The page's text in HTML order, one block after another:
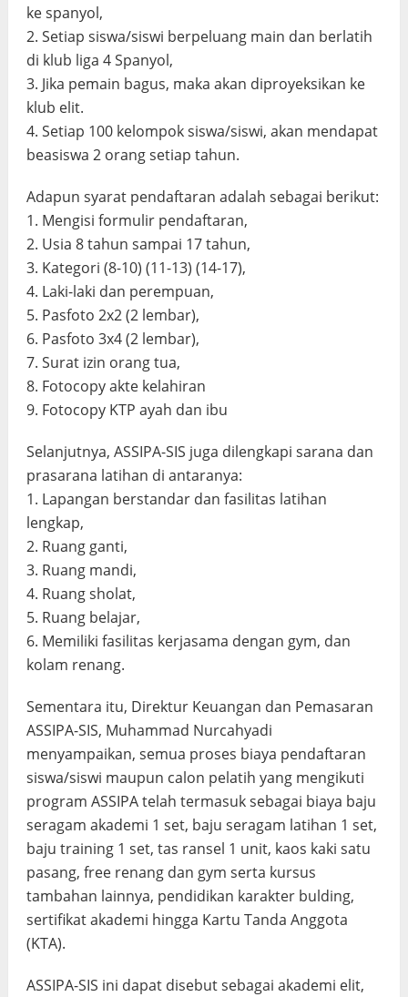
ke spanyol,
2. Setiap siswa/siswi berpeluang main dan berlatih
di klub liga 4 Spanyol,
3. Jika pemain bagus, maka akan diproyeksikan ke
klub elit.
4. Setiap 100 kelompok siswa/siswi, akan mendapat
beasiswa 2 orang setiap tahun.
Adapun syarat pendaftaran adalah sebagai berikut:
1. Mengisi formulir pendaftaran,
2. Usia 8 tahun sampai 17 tahun,
3. Kategori (8-10) (11-13) (14-17),
4. Laki-laki dan perempuan,
5. Pasfoto 2x2 (2 lembar),
6. Pasfoto 3x4 (2 lembar),
7. Surat izin orang tua,
8. Fotocopy akte kelahiran
9. Fotocopy KTP ayah dan ibu
Selanjutnya, ASSIPA-SIS juga dilengkapi sarana dan
prasarana latihan di antaranya:
1. Lapangan berstandar dan fasilitas latihan
lengkap,
2. Ruang ganti,
3. Ruang mandi,
4. Ruang sholat,
5. Ruang belajar,
6. Memiliki fasilitas kerjasama dengan gym, dan
kolam renang.
Sementara itu, Direktur Keuangan dan Pemasaran
ASSIPA-SIS, Muhammad Nurcahyadi
menyampaikan, semua proses biaya pendaftaran
siswa/siswi maupun calon pelatih yang mengikuti
program ASSIPA telah termasuk sebagai biaya baju
seragam akademi 1 set, baju seragam latihan 1 set,
baju training 1 set, tas ransel 1 unit, kaos kaki satu
pasang, free renang dan gym serta kursus
tambahan lainnya, pendidikan karakter bulding,
sertifikat akademi hingga Kartu Tanda Anggota
(KTA).
ASSIPA-SIS ini dapat disebut sebagai akademi elit,